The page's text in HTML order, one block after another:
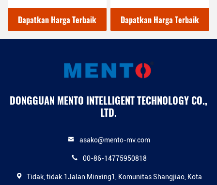
Mesin Lanjutan
Dapatkan Harga Terbaik
Test 2000W
Dapatkan Harga Terbaik
DONGGUAN MENTO INTELLIGENT TECHNOLOGY CO.,
LTD.
asako@mento-mv.com
00-86-14775950818
Tidak, tidak.1Jalan Minxing1, Komunitas Shangjiao, Kota